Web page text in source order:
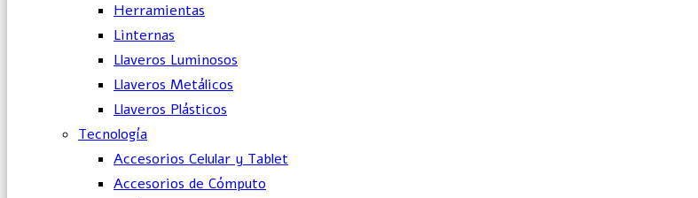
Herramientas
Linternas
Llaveros Luminosos
Llaveros Metálicos
Llaveros Plásticos
Tecnología
Accesorios Celular y Tablet
Accesorios de Cómputo